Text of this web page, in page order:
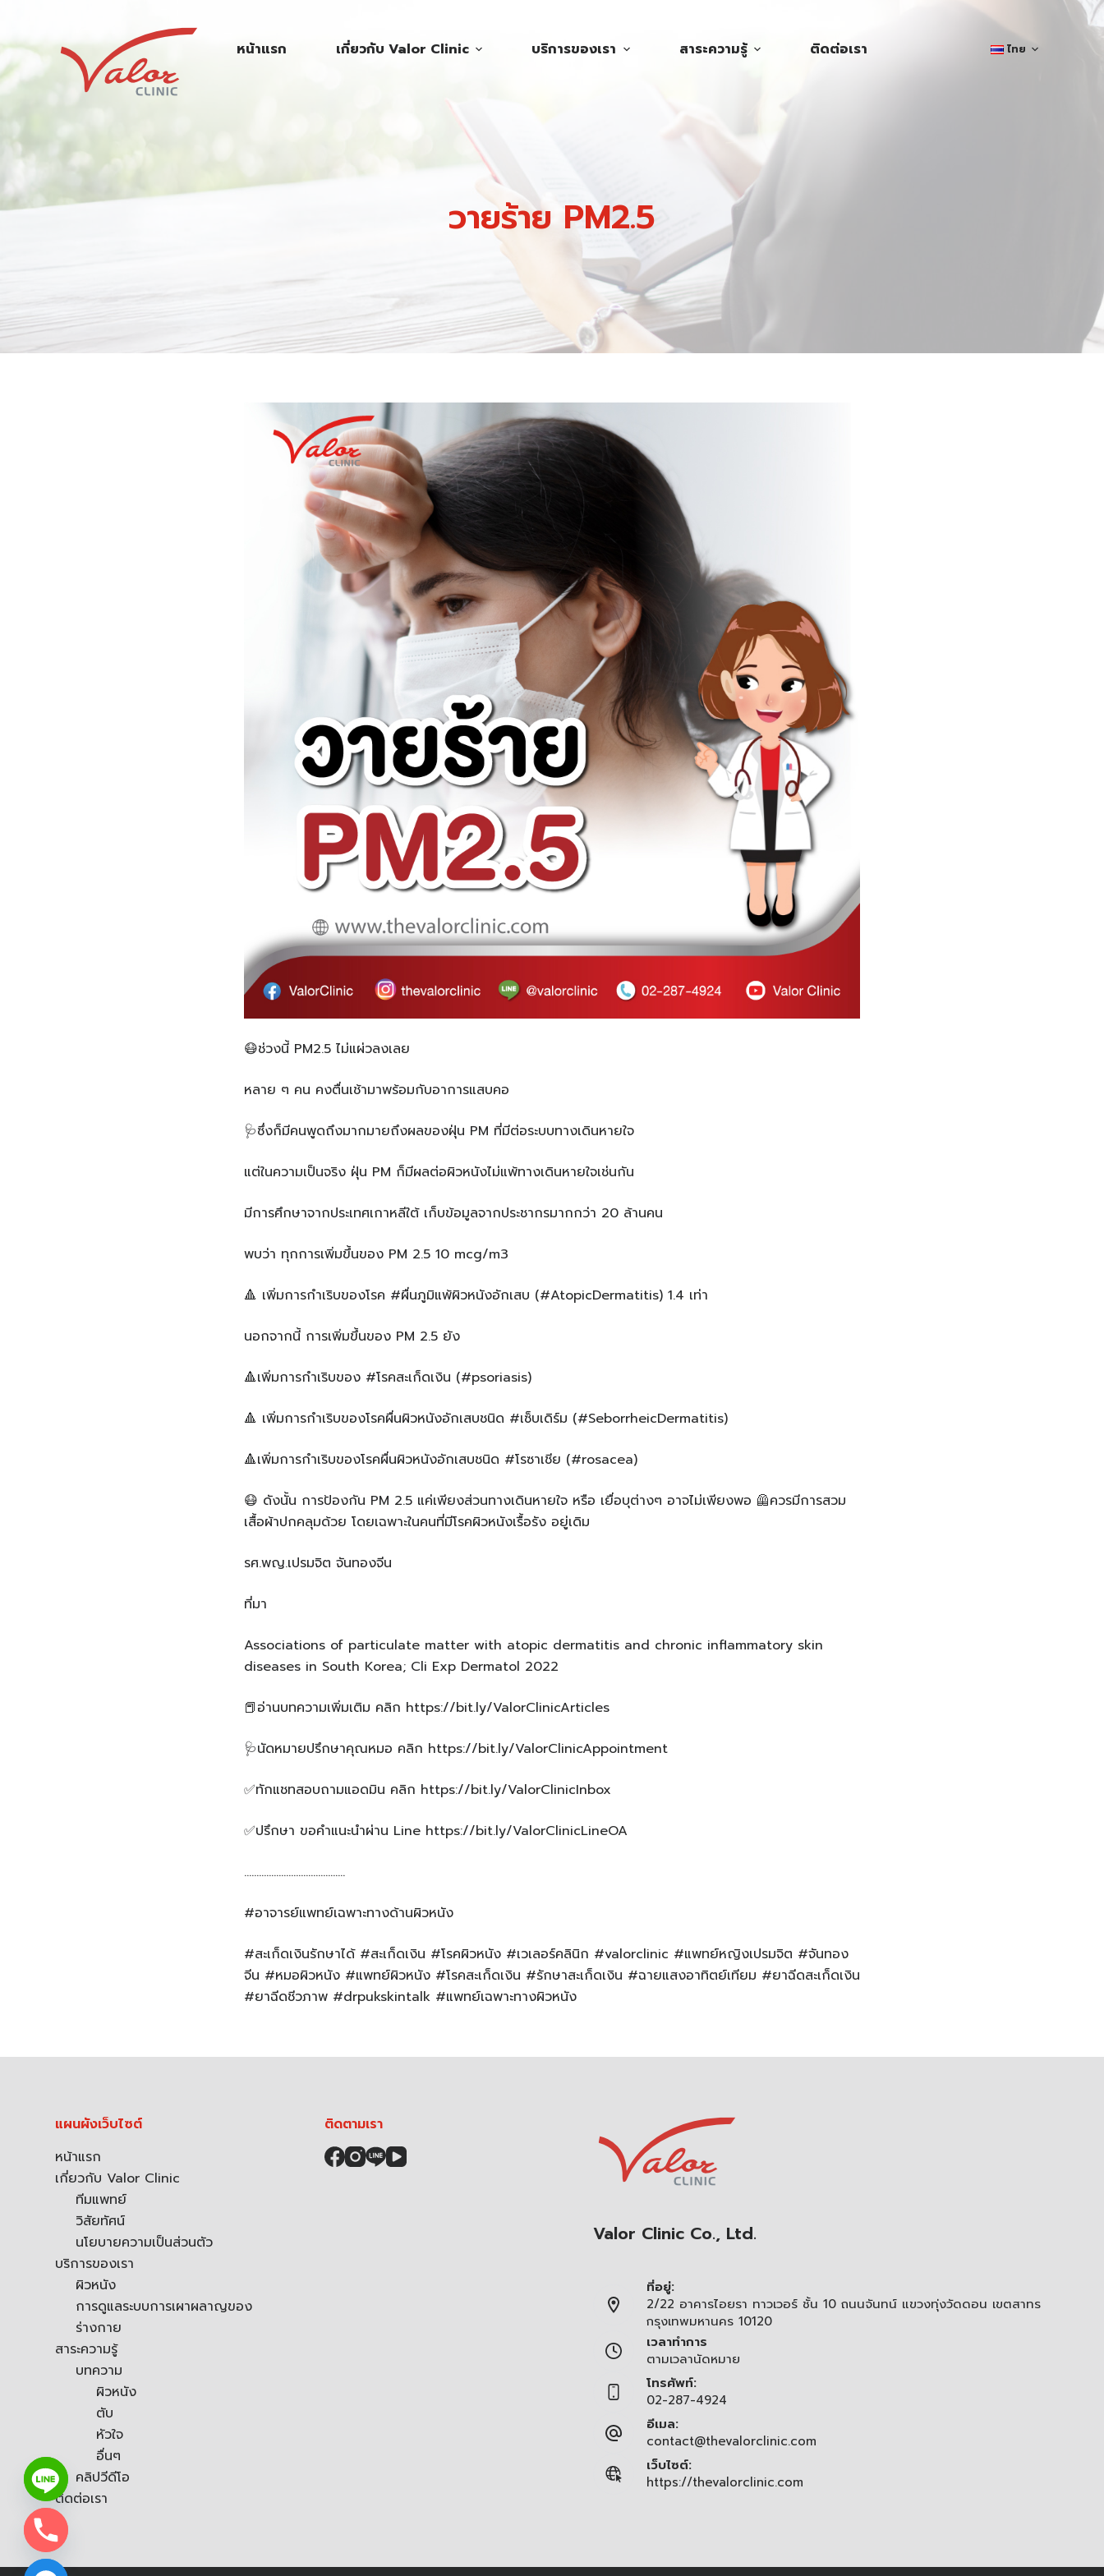
k
i
p
c
n
t
หน้าแรก เกี่ยวกับ Valor Clinic บริการของเรา สาระความรู้ ติดต่อเรา ไทย
วายร้าย PM2.5
😷ช่วงนี้ PM2.5 ไม่แผ่วลงเลย
หลาย ๆ คน คงตื่นเช้ามาพร้อมกับอาการแสบคอ
🩺ซึ่งก็มีคนพูดถึงมากมายถึงผลของฝุ่น PM ที่มีต่อระบบทางเดินหายใจ
แต่ในความเป็นจริง ฝุ่น PM ก็มีผลต่อผิวหนังไม่แพ้ทางเดินหายใจเช่นกัน
มีการศึกษาจากประเทศเกาหลีใต้ เก็บข้อมูลจากประชากรมากกว่า 20 ล้านคน
พบว่า ทุกการเพิ่มขึ้นของ PM 2.5 10 mcg/m3
🔺 เพิ่มการกำเริบของโรค #ผื่นภูมิแพ้ผิวหนังอักเสบ (#AtopicDermatitis) 1.4 เท่า
นอกจากนี้ การเพิ่มขึ้นของ PM 2.5 ยัง
🔺เพิ่มการกำเริบของ #โรคสะเก็ดเงิน (#psoriasis)
🔺 เพิ่มการกำเริบของโรคผื่นผิวหนังอักเสบชนิด #เซ็บเดิร์ม (#SeborrheicDermatitis)
🔺เพิ่มการกำเริบของโรคผื่นผิวหนังอักเสบชนิด #โรซาเชีย (#rosacea)
😷 ดังนั้น การป้องกัน PM 2.5 แค่เพียงส่วนทางเดินหายใจ หรือ เยื่อบุต่างๆ อาจไม่เพียงพอ 🦺ควรมีการสวม
เสื้อผ้าปกคลุมด้วย โดยเฉพาะในคนที่มีโรคผิวหนังเรื้อรัง อยู่เดิม
รศ.พญ.เปรมจิต จันทองจีน
ที่มา
Associations of particulate matter with atopic dermatitis and chronic inflammatory skin
diseases in South Korea; Cli Exp Dermatol 2022
📕อ่านบทความเพิ่มเติม คลิก https://bit.ly/ValorClinicArticles
🩺นัดหมายปรึกษาคุณหมอ คลิก https://bit.ly/ValorClinicAppointment
✅ทักแชทสอบถามแอดมิน คลิก https://bit.ly/ValorClinicInbox
✅ปรึกษา ขอคำแนะนำผ่าน Line https://bit.ly/ValorClinicLineOA
…………………………………..
#อาจารย์แพทย์เฉพาะทางด้านผิวหนัง
#สะเก็ดเงินรักษาได้ #สะเก็ดเงิน #โรคผิวหนัง #เวเลอร์คลินิก #valorclinic #แพทย์หญิงเปรมจิต #จันทอง
จีน #หมอผิวหนัง #แพทย์ผิวหนัง #โรคสะเก็ดเงิน #รักษาสะเก็ดเงิน #ฉายแสงอาทิตย์เทียม #ยาฉีดสะเก็ดเงิน
#ยาฉีดชีวภาพ #drpukskintalk #แพทย์เฉพาะทางผิวหนัง
แผนผังเว็บไซต์
หน้าแรก
เกี่ยวกับ Valor Clinic
ทีมแพทย์
วิสัยทัศน์
นโยบายความเป็นส่วนตัว
บริการของเรา
ผิวหนัง
การดูแลระบบการเผาผลาญของ
ร่างกาย
สาระความรู้
บทความ
ผิวหนัง
ตับ
หัวใจ
อื่นๆ
คลิปวีดีโอ
ติดต่อเรา
ติดตามเรา
Valor Clinic Co., Ltd.
ที่อยู่:
2/22 อาคารไอยรา ทาวเวอร์ ชั้น 10 ถนนจันทน์ แขวงทุ่งวัดดอน เขตสาทร
กรุงเทพมหานคร 10120
เวลาทำการ
ตามเวลานัดหมาย
โทรศัพท์:
02-287-4924
อีเมล:
contact@thevalorclinic.com
เว็บไซต์:
https://thevalorclinic.com